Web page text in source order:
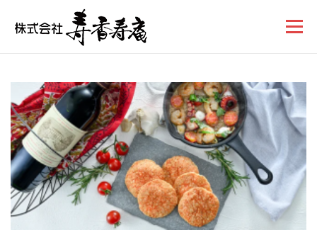
コンテンツへスキップ
メニュー